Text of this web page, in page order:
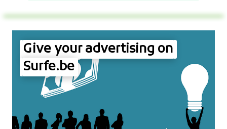
Give your advertising on
Surfe.be